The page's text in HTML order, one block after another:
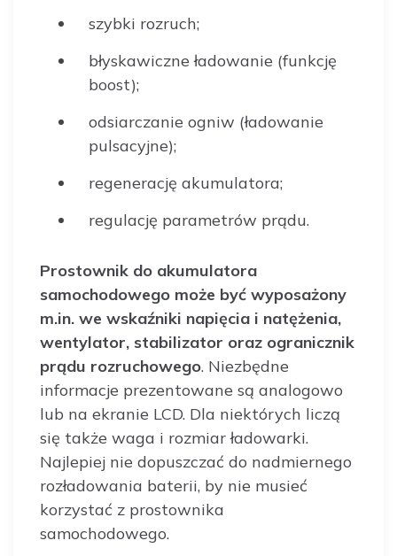
szybki rozruch;
błyskawiczne ładowanie (funkcję
boost);
odsiarczanie ogniw (ładowanie
pulsacyjne);
regenerację akumulatora;
regulację parametrów prądu.
Prostownik do akumulatora
samochodowego może być wyposażony
m.in. we wskaźniki napięcia i natężenia,
wentylator, stabilizator oraz ogranicznik
prądu rozruchowego. Niezbędne
informacje prezentowane są analogowo
lub na ekranie LCD. Dla niektórych liczą
się także waga i rozmiar ładowarki.
Najlepiej nie dopuszczać do nadmiernego
rozładowania baterii, by nie musieć
korzystać z prostownika
samochodowego.